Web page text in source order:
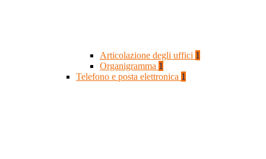
Articolazione degli uffici 1
Organigramma 1
Telefono e posta elettronica 1